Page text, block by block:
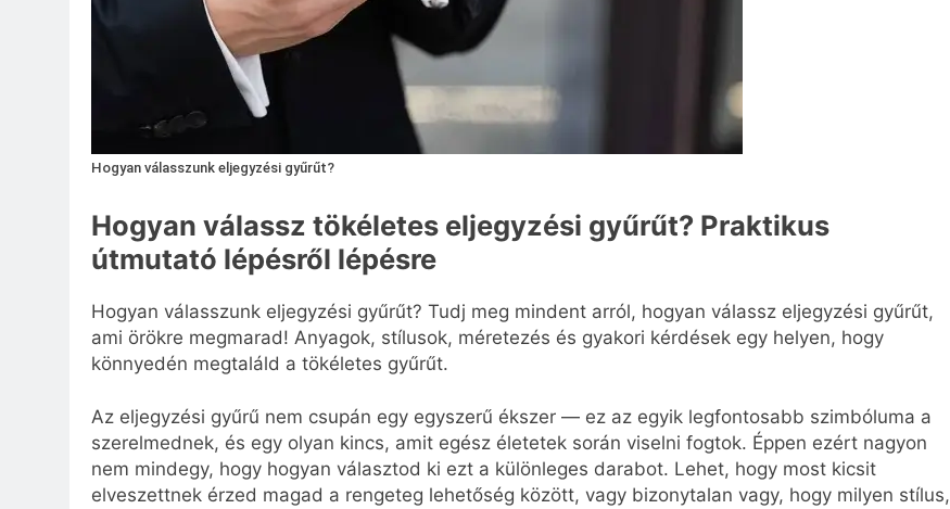
Hogyan válasszunk eljegyzési gyűrűt?
Hogyan válassz tökéletes eljegyzési gyűrűt? Praktikus
útmutató lépésről lépésre
Hogyan válasszunk eljegyzési gyűrűt? Tudj meg mindent arról, hogyan válassz eljegyzési gyűrűt,
ami örökre megmarad! Anyagok, stílusok, méretezés és gyakori kérdések egy helyen, hogy
könnyedén megtaláld a tökéletes gyűrűt.
Az eljegyzési gyűrű nem csupán egy egyszerű ékszer — ez az egyik legfontosabb szimbóluma a
szerelmednek, és egy olyan kincs, amit egész életetek során viselni fogtok. Éppen ezért nagyon
nem mindegy, hogy hogyan választod ki ezt a különleges darabot. Lehet, hogy most kicsit
elveszettnek érzed magad a rengeteg lehetőség között, vagy bizonytalan vagy, hogy milyen stílus,